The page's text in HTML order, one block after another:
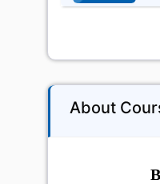
About